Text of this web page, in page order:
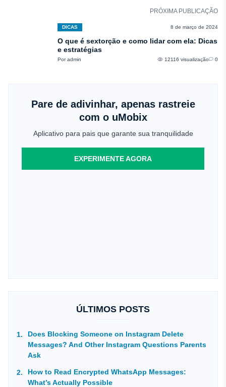
PRÓXIMA PUBLICAÇÃO
DICAS 8 de março de 2024
O que é sextorção e como lidar com ela: Dicas
e estratégias
Por admin 12116 visualização 0
Pare de adivinhar, apenas rastreie
com o uMobix
Aplicativo para pais que garante sua tranquilidade
EXPERIMENTE AGORA
ÚLTIMOS POSTS
Does Blocking Someone on Instagram Delete
Messages? And Other Instagram Questions Parents
Ask
How to Read Encrypted WhatsApp Messages:
What’s Actually Possible